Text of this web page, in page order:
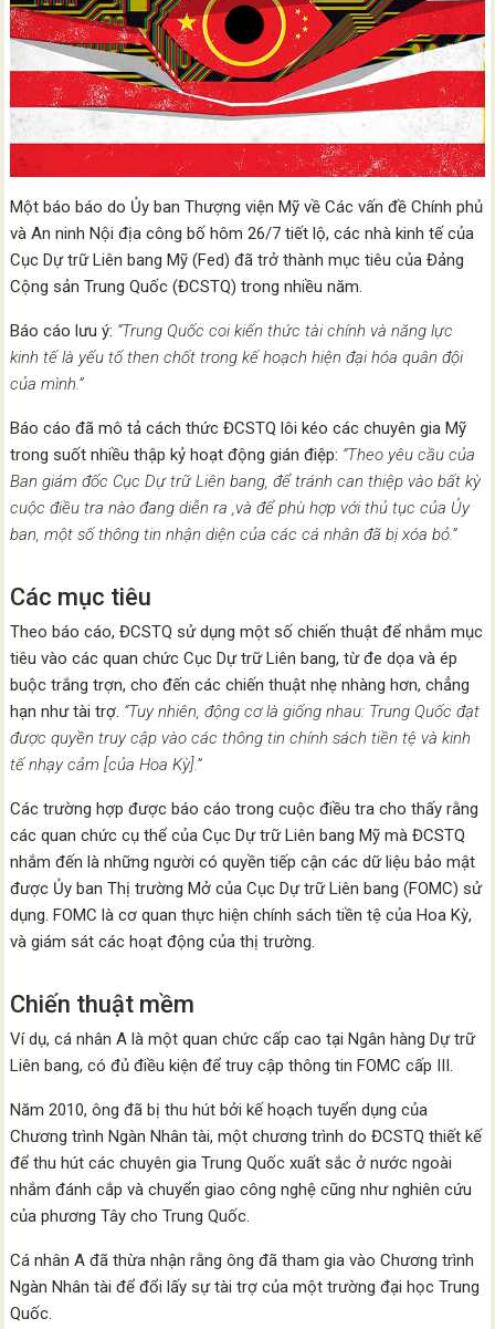
Một báo báo do Ủy ban Thượng viện Mỹ về Các vấn đề Chính phủ
và An ninh Nội địa công bố hôm 26/7 tiết lộ, các nhà kinh tế của
Cục Dự trữ Liên bang Mỹ (Fed) đã trở thành mục tiêu của Đảng
Cộng sản Trung Quốc (ĐCSTQ) trong nhiều năm.
Báo cáo lưu ý: “Trung Quốc coi kiến thức tài chính và năng lực
kinh tế là yếu tố then chốt trong kế hoạch hiện đại hóa quân đội
của mình.”
Báo cáo đã mô tả cách thức ĐCSTQ lôi kéo các chuyên gia Mỹ
trong suốt nhiều thập kỷ hoạt động gián điệp: “Theo yêu cầu của
Ban giám đốc Cục Dự trữ Liên bang, để tránh can thiệp vào bất kỳ
cuộc điều tra nào đang diễn ra ,và để phù hợp với thủ tục của Ủy
ban, một số thông tin nhận diện của các cá nhân đã bị xóa bỏ.”
Các mục tiêu
Theo báo cáo, ĐCSTQ sử dụng một số chiến thuật để nhắm mục
tiêu vào các quan chức Cục Dự trữ Liên bang, từ đe dọa và ép
buộc trắng trợn, cho đến các chiến thuật nhẹ nhàng hơn, chẳng
hạn như tài trợ. “Tuy nhiên, động cơ là giống nhau: Trung Quốc đạt
được quyền truy cập vào các thông tin chính sách tiền tệ và kinh
tế nhạy cảm [của Hoa Kỳ].”
Các trường hợp được báo cáo trong cuộc điều tra cho thấy rằng
các quan chức cụ thể của Cục Dự trữ Liên bang Mỹ mà ĐCSTQ
nhắm đến là những người có quyền tiếp cận các dữ liệu bảo mật
được Ủy ban Thị trường Mở của Cục Dự trữ Liên bang (FOMC) sử
dụng. FOMC là cơ quan thực hiện chính sách tiền tệ của Hoa Kỳ,
và giám sát các hoạt động của thị trường.
Chiến thuật mềm
Ví dụ, cá nhân A là một quan chức cấp cao tại Ngân hàng Dự trữ
Liên bang, có đủ điều kiện để truy cập thông tin FOMC cấp III.
Năm 2010, ông đã bị thu hút bởi kế hoạch tuyển dụng của
Chương trình Ngàn Nhân tài, một chương trình do ĐCSTQ thiết kế
để thu hút các chuyên gia Trung Quốc xuất sắc ở nước ngoài
nhắm đánh cắp và chuyển giao công nghệ cũng như nghiên cứu
của phương Tây cho Trung Quốc.
Cá nhân A đã thừa nhận rằng ông đã tham gia vào Chương trình
Ngàn Nhân tài để đổi lấy sự tài trợ của một trường đại học Trung
Quốc.